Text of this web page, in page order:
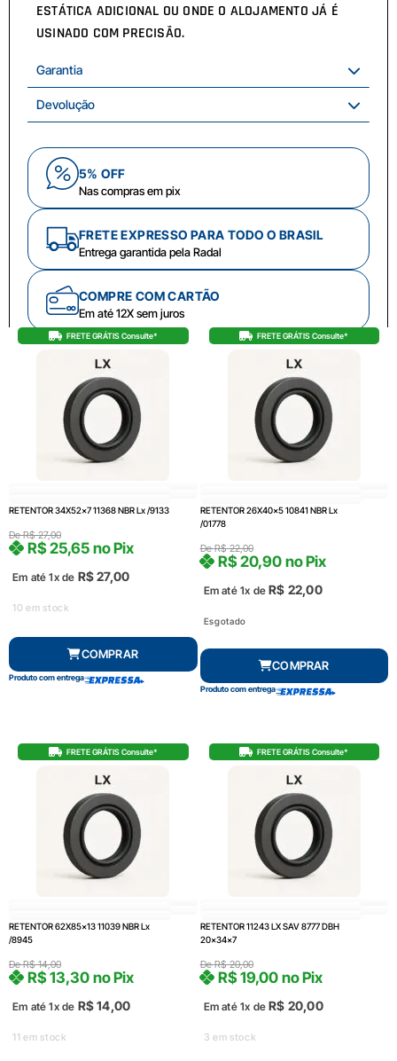
ESTÁTICA ADICIONAL OU ONDE O ALOJAMENTO JÁ É
USINADO COM PRECISÃO.
Garantia
Devolução
5% OFF
Nas compras em pix
FRETE EXPRESSO PARA TODO O BRASIL
Entrega garantida pela Radal
COMPRE COM CARTÃO
Em até 12X sem juros
FRETE GRÁTIS Consulte*
RETENTOR 34X52x7 11368 NBR Lx /9133
DeR$27,00
Em até 1x de R$27,00
R$25,65 no Pix
10 em stock
COMPRAR
Produto com entrega
FRETE GRÁTIS Consulte*
RETENTOR 26X40x5 10841 NBR Lx
/01778
DeR$22,00
Em até 1x de R$ 22,00
R$20,90 no Pix
Esgotado
COMPRAR
Produto com entrega
FRETE GRÁTIS Consulte*
RETENTOR 62X85x13 11039 NBR Lx
/8945
DeR$14,00
Em até 1x de R$14,00
R$13,30 no Pix
11 em stock
FRETE GRÁTIS Consulte*
RETENTOR 11243 LX SAV 8777 DBH
20x34x7
DeR$20,00
Em até 1x de R$ 20,00
R$19,00 no Pix
3 em stock